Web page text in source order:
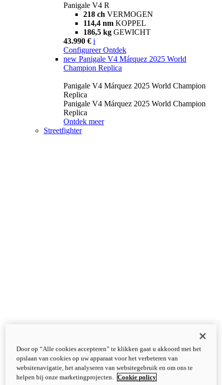
Panigale V4 R
218 ch VERMOGEN
114,4 nm KOPPEL
186,5 kg GEWICHT
43.990 € i
Configureer Ontdek
new Panigale V4 Márquez 2025 World
Champion Replica
Panigale V4 Márquez 2025 World Champion
Replica
Panigale V4 Márquez 2025 World Champion
Replica
Ontdek meer
Streetfighter
Door op “Alle cookies accepteren” te klikken gaat u akkoord met het
opslaan van cookies op uw apparaat voor het verbeteren van
websitenavigatie, het analyseren van websitegebruik en om ons te
helpen bij onze marketingprojecten.
Cookie policy